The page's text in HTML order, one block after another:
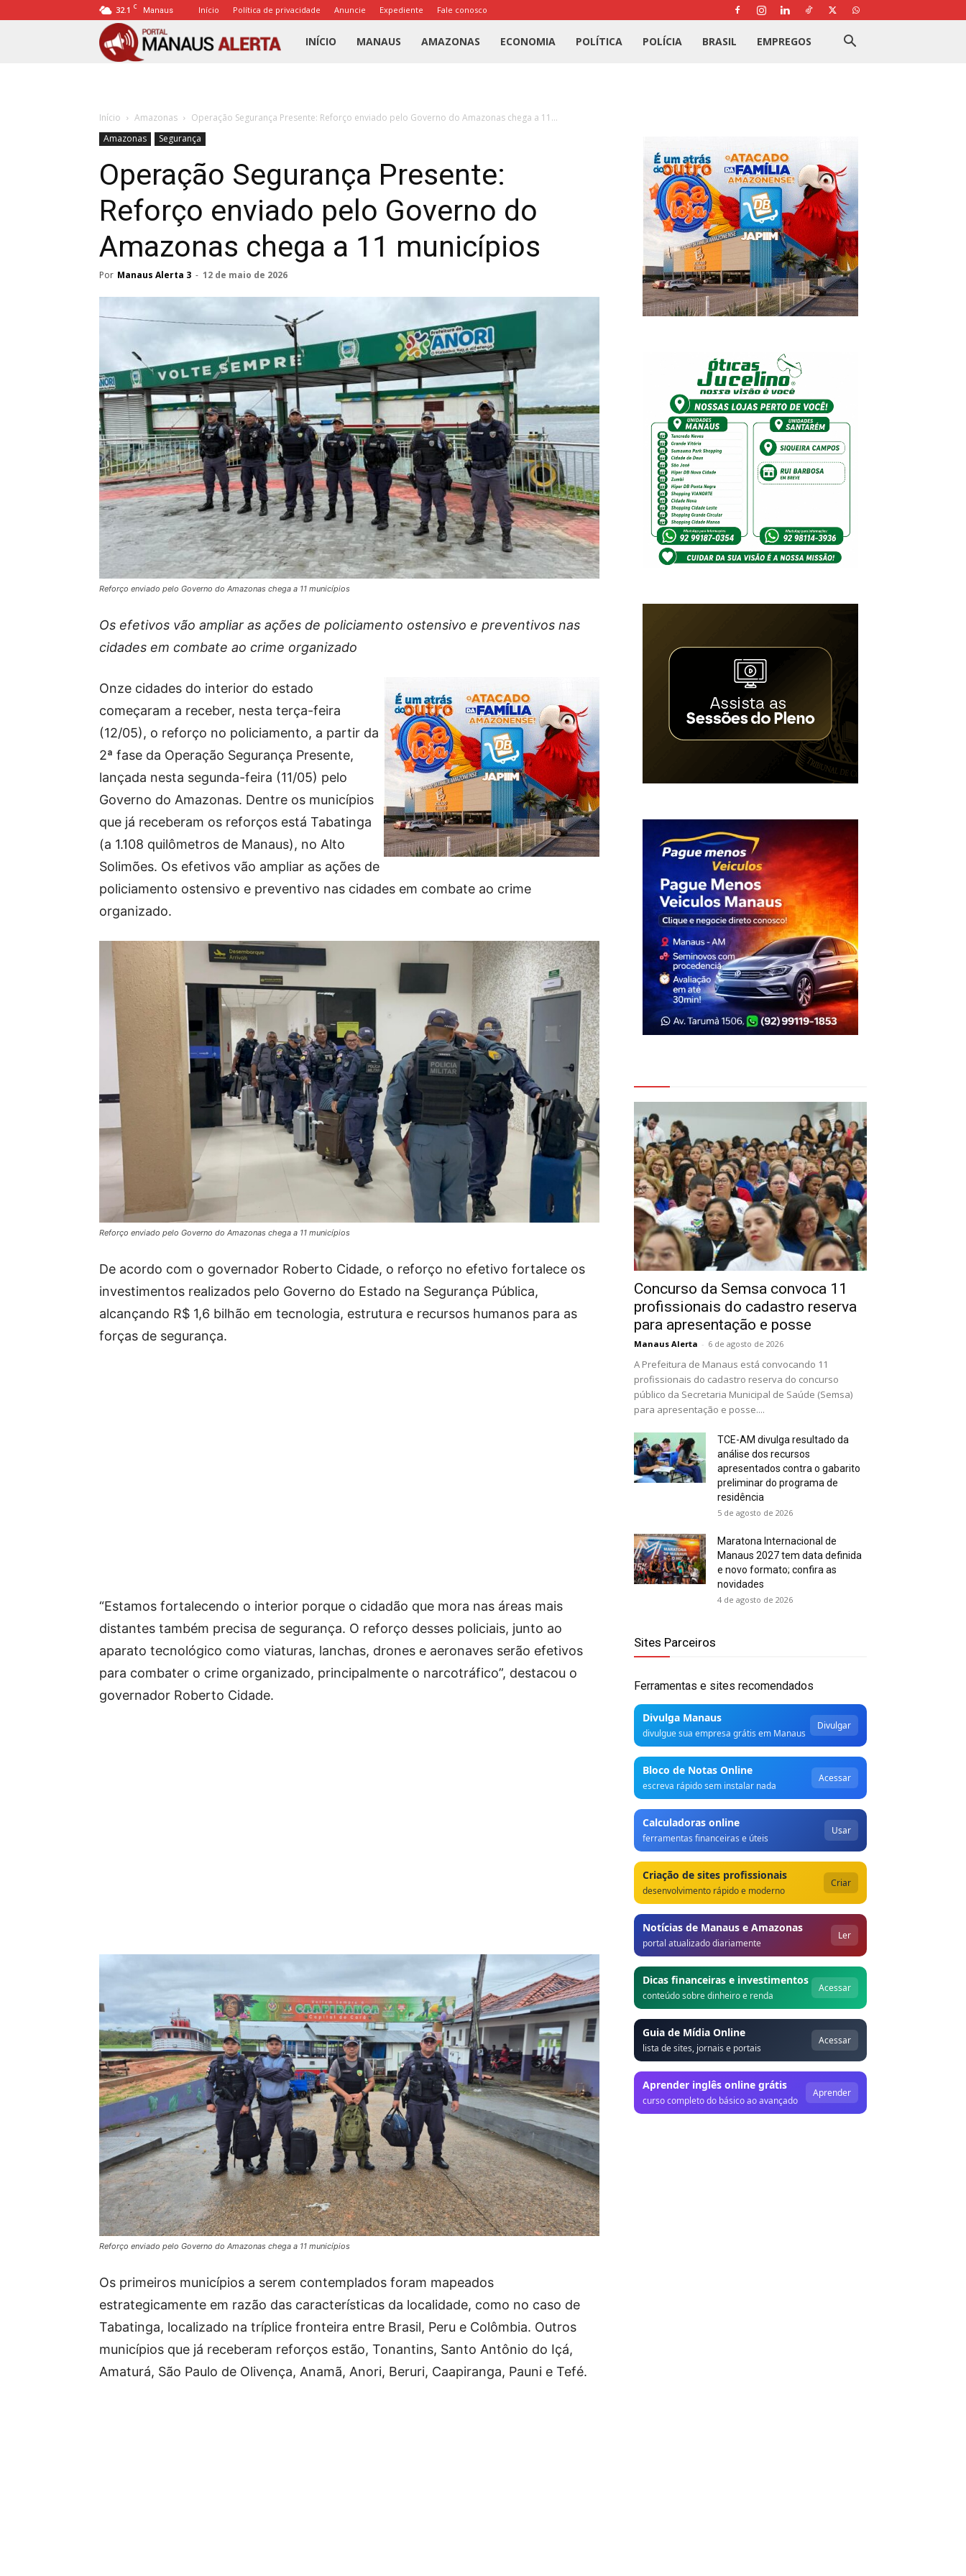
32.1 C Manaus Início Política de privacidade Anuncie Expediente Fale conosco
Portal
INÍCIO MANAUS AMAZONAS ECONOMIA POLÍTICA POLÍCIA BRASIL EMPREGOS
Início Amazonas
Operação Segurança Presente: Reforço enviado pelo Governo do Amazonas chega a 11...
Amazonas
Segurança
Operação Segurança Presente:
Reforço enviado pelo Governo do
Amazonas chega a 11 municípios
Por Manaus Alerta 3 - 12 de maio de 2026
Reforço enviado pelo Governo do Amazonas chega a 11 municípios
Os efetivos vão ampliar as ações de policiamento ostensivo e preventivos nas
cidades em combate ao crime organizado
Onze cidades do interior do estado
começaram a receber, nesta terça-feira
(12/05), o reforço no policiamento, a partir da
2ª fase da Operação Segurança Presente,
lançada nesta segunda-feira (11/05) pelo
Governo do Amazonas. Dentre os municípios
que já receberam os reforços está Tabatinga
(a 1.108 quilômetros de Manaus), no Alto
Solimões. Os efetivos vão ampliar as ações de
policiamento ostensivo e preventivo nas cidades em combate ao crime
organizado.
Reforço enviado pelo Governo do Amazonas chega a 11 municípios
De acordo com o governador Roberto Cidade, o reforço no efetivo fortalece os
investimentos realizados pelo Governo do Estado na Segurança Pública,
alcançando R$ 1,6 bilhão em tecnologia, estrutura e recursos humanos para as
forças de segurança.
“Estamos fortalecendo o interior porque o cidadão que mora nas áreas mais
distantes também precisa de segurança. O reforço desses policiais, junto ao
aparato tecnológico como viaturas, lanchas, drones e aeronaves serão efetivos
para combater o crime organizado, principalmente o narcotráfico”, destacou o
governador Roberto Cidade.
Reforço enviado pelo Governo do Amazonas chega a 11 municípios
Os primeiros municípios a serem contemplados foram mapeados
estrategicamente em razão das características da localidade, como no caso de
Tabatinga, localizado na tríplice fronteira entre Brasil, Peru e Colômbia. Outros
municípios que já receberam reforços estão, Tonantins, Santo Antônio do Içá,
⁠Amaturá, São Paulo de Olivença, Anamã, ⁠Anori, Beruri, ⁠Caapiranga, Pauni e Tefé.
Concurso da Semsa convoca 11
profissionais do cadastro reserva
para apresentação e posse
Manaus Alerta - 6 de agosto de 2026
A Prefeitura de Manaus está convocando 11
profissionais do cadastro reserva do concurso
público da Secretaria Municipal de Saúde (Semsa)
para apresentação e posse....
TCE-AM divulga resultado da
análise dos recursos
apresentados contra o gabarito
preliminar do programa de
residência
5 de agosto de 2026
Maratona Internacional de
Manaus 2027 tem data definida
e novo formato; confira as
novidades
4 de agosto de 2026
Sites Parceiros
Ferramentas e sites recomendados
Divulga Manaus
divulgue sua empresa grátis em Manaus
Divulgar
Bloco de Notas Online
escreva rápido sem instalar nada
Acessar
Calculadoras online
ferramentas financeiras e úteis
Usar
Criação de sites profissionais
desenvolvimento rápido e moderno
Criar
Notícias de Manaus e Amazonas
portal atualizado diariamente
Ler
Dicas financeiras e investimentos
conteúdo sobre dinheiro e renda
Acessar
Guia de Mídia Online
lista de sites, jornais e portais
Acessar
Aprender inglês online grátis
curso completo do básico ao avançado
Aprender